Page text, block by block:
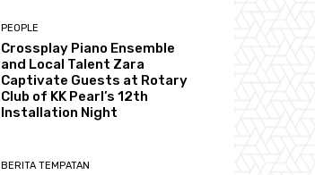
PEOPLE
Crossplay Piano Ensemble
and Local Talent Zara
Captivate Guests at Rotary
Club of KK Pearl’s 12th
Installation Night
BERITA TEMPATAN